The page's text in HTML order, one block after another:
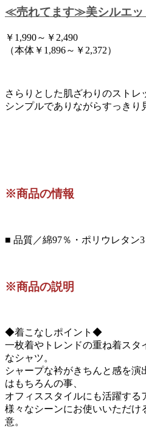
≪売れてます≫美シルエッ
￥1,990～￥2,490
（本体￥1,896～￥2,372）
さらりとした肌ざわりのストレ
シンプルでありながらすっきり
※商品の情報
■ 品質／綿97％・ポリウレタン3
※商品の説明
◆着こなしポイント◆
一枚着やトレンドの重ね着スタ
なシャツ。
シャープな衿がきちんと感を
はもちろんの事、
オフィススタイルにも活躍する
様々なシーンにお使いいただけ
意。